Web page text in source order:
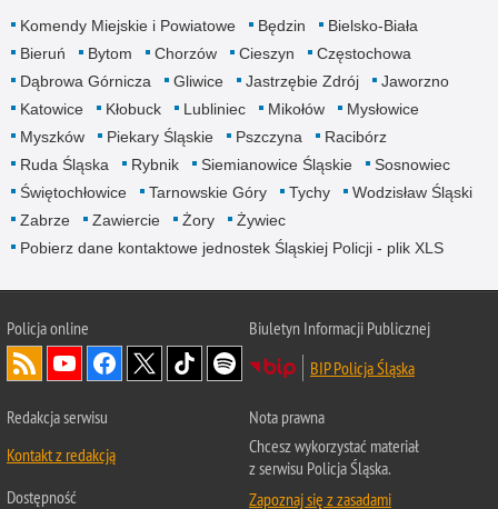
Komendy Miejskie i Powiatowe Będzin
Bielsko-Biała
Bieruń
Bytom Chorzów Cieszyn
Częstochowa
Dąbrowa Górnicza
Gliwice Jastrzębie Zdrój
Jaworzno
Katowice
Kłobuck Lubliniec Mikołów
Mysłowice
Myszków
Piekary Śląskie Pszczyna
Racibórz
Ruda Śląska
Rybnik Siemianowice Śląskie
Sosnowiec
Świętochłowice
Tarnowskie Góry Tychy
Wodzisław Śląski
Zabrze
Zawiercie Żory
Żywiec
Pobierz dane kontaktowe jednostek Śląskiej Policji - plik XLS
Policja online
Biuletyn Informacji Publicznej
BIP Policja Śląska
Redakcja serwisu
Kontakt z redakcją
Dostępność
Nota prawna
Chcesz wykorzystać materiał
z serwisu Policja Śląska.
Zapoznaj się z zasadami